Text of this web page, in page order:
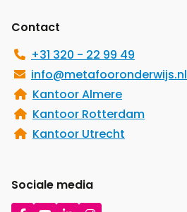
Contact
+31 320 - 22 99 49
info@metafooronderwijs.nl
Kantoor Almere
Kantoor Rotterdam
Kantoor Utrecht
Sociale media